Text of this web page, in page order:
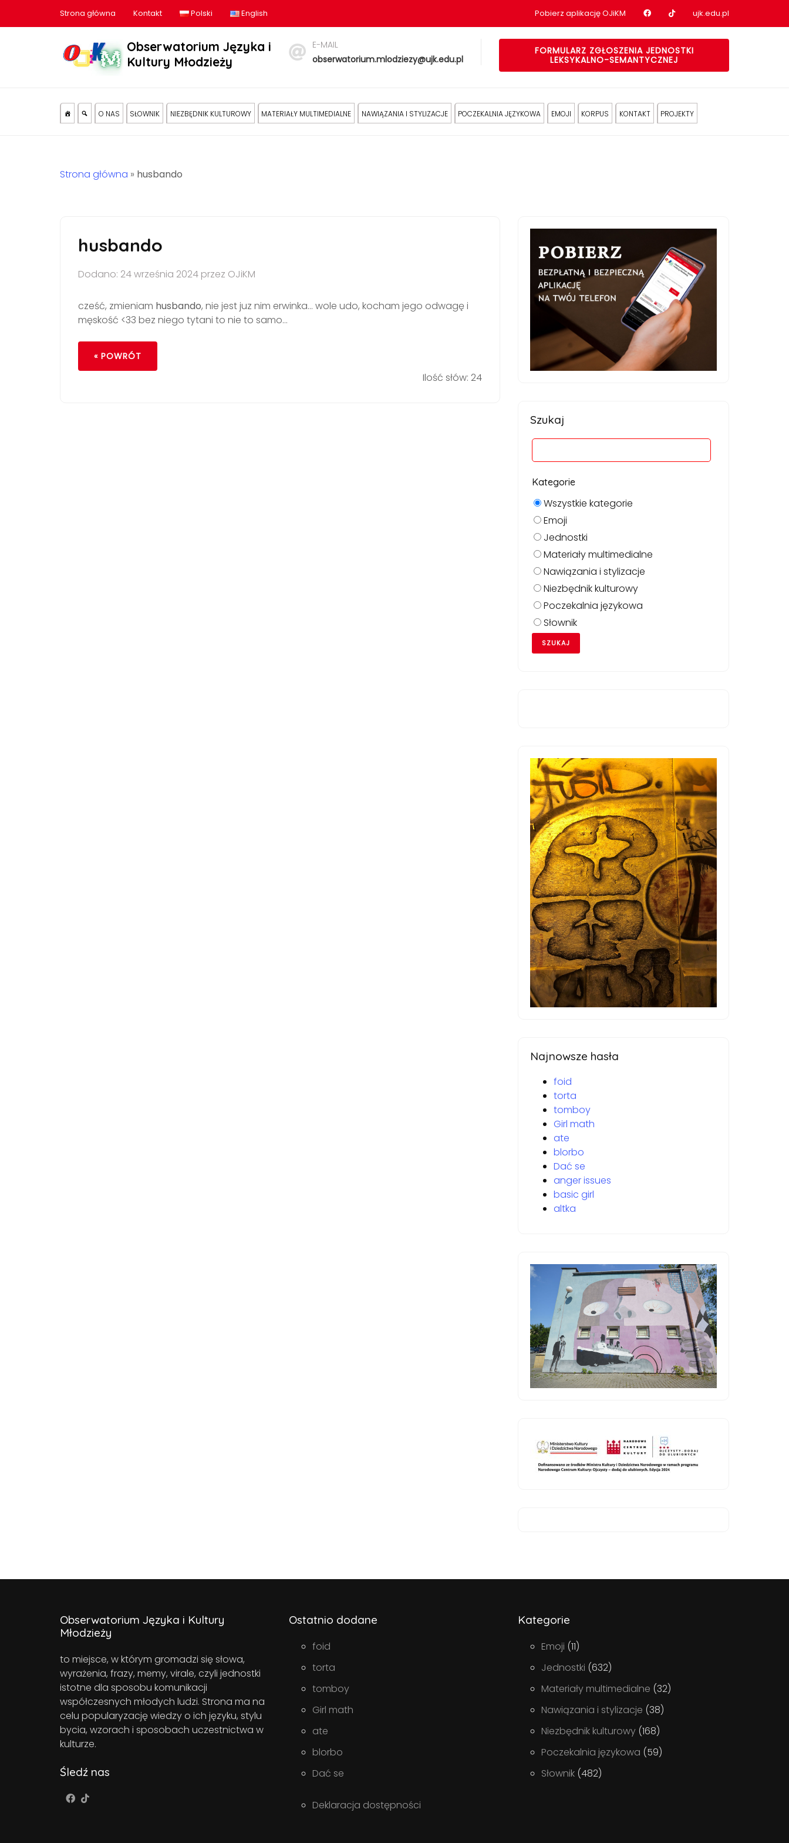
Strona główna Kontakt Polski English Pobierz aplikację OJiKM Nasz profil na Facebook
Nasz profil na tiktok
ujk.edu.pl
Obserwatorium Języka i
Kultury Młodzieży
E-MAIL
obserwatorium.mlodziezy@ujk.edu.pl
FORMULARZ ZGŁOSZENIA JEDNOSTKI
LEKSYKALNO-SEMANTYCZNEJ
O NAS SŁOWNIK NIEZBĘDNIK KULTUROWY MATERIAŁY MULTIMEDIALNE NAWIĄZANIA I STYLIZACJE POCZEKALNIA JĘZYKOWA EMOJI KORPUS KONTAKT PROJEKTY
Strona główna » husbando
husbando
Dodano: 24 września 2024 przez OJiKM
cześć, zmieniam husbando, nie jest juz nim erwinka… wole udo, kocham jego odwagę i
męskość <33 bez niego tytani to nie to samo…
« POWRÓT
Ilość słów: 24
Szukaj
Kategorie
Wszystkie kategorie
Emoji
Jednostki
Materiały multimedialne
Nawiązania i stylizacje
Niezbędnik kulturowy
Poczekalnia językowa
Słownik
Najnowsze hasła
foid
torta
tomboy
Girl math
ate
blorbo
Dać se
anger issues
basic girl
altka
Obserwatorium Języka i Kultury
Młodzieży
to miejsce, w którym gromadzi się słowa,
wyrażenia, frazy, memy, virale, czyli jednostki
istotne dla sposobu komunikacji
współczesnych młodych ludzi. Strona ma na
celu popularyzację wiedzy o ich języku, stylu
bycia, wzorach i sposobach uczestnictwa w
kulturze.
Śledź nas
Ostatnio dodane
foid
torta
tomboy
Girl math
ate
blorbo
Dać se
Deklaracja dostępności
Kategorie
Emoji (11)
Jednostki (632)
Materiały multimedialne (32)
Nawiązania i stylizacje (38)
Niezbędnik kulturowy (168)
Poczekalnia językowa (59)
Słownik (482)